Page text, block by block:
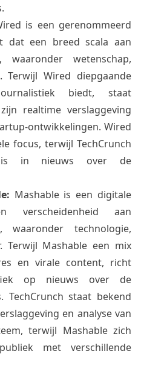
is een gerenommeerd
dat een breed scala aan
waaronder wetenschap,
Terwijl Wired diepgaande
biedt, staat
realtime verslaggeving
ontwikkelingen. Wired
focus, terwijl TechCrunch
is in nieuws over de
Mashable is een digitale
verscheidenheid aan
waaronder technologie,
Terwijl Mashable een mix
en virale content, richt
op nieuws over de
staat bekend
en analyse van
terwijl Mashable zich
met verschillende